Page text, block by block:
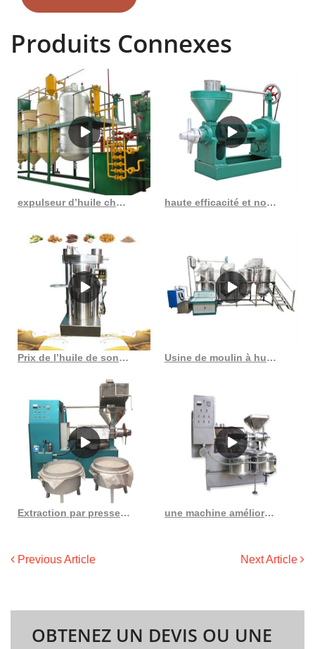
grands ensembles complets d'équipements pétroliers, du commerce
affaires impliquent la petite série de moulins à huile, la conception
d'équipements, les services techniques, les sous-produits pétroliers
en profondeur traitement, etc.
Produits Connexes
expulseur d’huile chez les fabricants et fournisseurs de Rajkot Haïti haute efficacité et nouvelle combinaison technique avec une presse à huile à prix d’usine
Prix de l’huile de son de riz aux graines noires d’arachide Machine de presse du Togo au Sénégal Usine de moulin à huile de son de riz avec machine de déparaffinage de cire de son de riz après
Extraction par presse à huile de graines de tournesol de 10 500 tpj du Burkina Faso à froid une machine améliorée d’extraction par solvant de l’huile d’oignon au Burundi
Previous Article Next Article
OBTENEZ UN DEVIS OU UNE